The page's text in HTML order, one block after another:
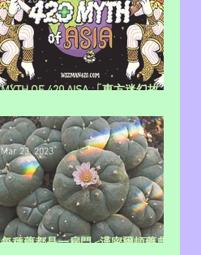
MYTH OF 420 AISA 「東方迷幻故
每種藥都是一扇門 <漢密爾頓藥典
Mar 23, 2023